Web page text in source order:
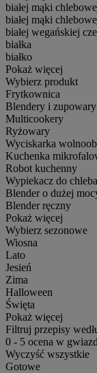
białej mąki
białej mąki
białej wegańskiej
białka
białko
Pokaż więcej
Wybierz produkt
Frytkownica
Blendery i zupowary
Multicookery
Ryżowary
Wyciskarka
Kuchenka
Robot kuchenny
Wypiekacz do chleba
Blender o dużej
Blender ręczny
Pokaż więcej
Wybierz sezonowe
Wiosna
Lato
Jesień
Zima
Halloween
Święta
Pokaż więcej
Filtruj przepisy
0 - 5 ocena w
Wyczyść wszystkie
Gotowe